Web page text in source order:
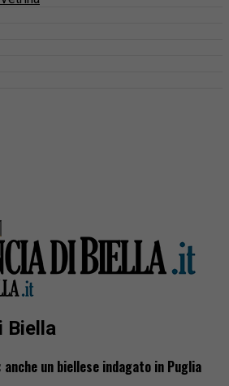
Biella
un biellese indagato in Puglia